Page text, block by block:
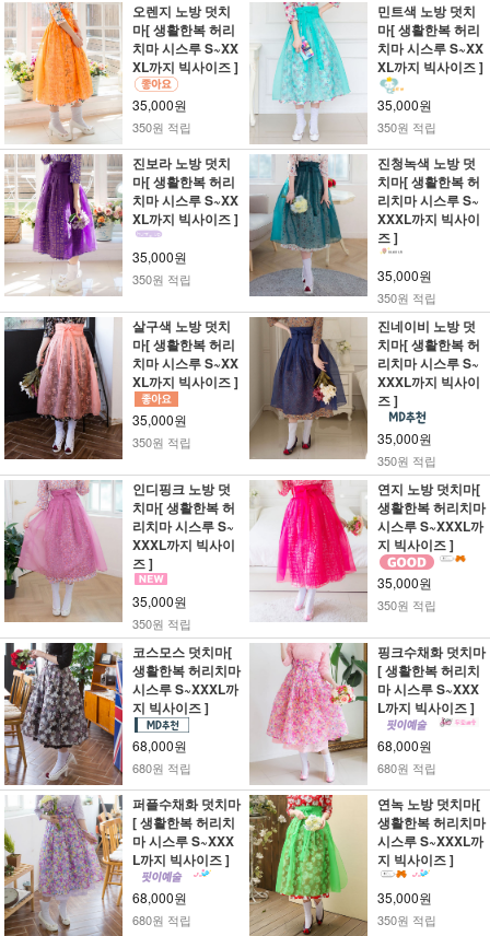
오렌지 노방 덧치
마[ 생활한복 허리
치마 시스루 S~XX
XL까지 빅사이즈 ]
35,000원
350원 적립
민트색 노방 덧치
마[ 생활한복 허리
치마 시스루 S~XX
XL까지 빅사이즈 ]
35,000원
350원 적립
진보라 노방 덧치
마[ 생활한복 허리
치마 시스루 S~XX
XL까지 빅사이즈 ]
35,000원
350원 적립
진청녹색 노방 덧
치마[ 생활한복 허
리치마 시스루 S~
XXXL까지 빅사이
즈 ]
35,000원
350원 적립
살구색 노방 덧치
마[ 생활한복 허리
치마 시스루 S~XX
XL까지 빅사이즈 ]
35,000원
350원 적립
진네이비 노방 덧
치마[ 생활한복 허
리치마 시스루 S~
XXXL까지 빅사이
즈 ]
35,000원
350원 적립
인디핑크 노방 덧
치마[ 생활한복 허
리치마 시스루 S~
XXXL까지 빅사이
즈 ]
35,000원
350원 적립
연지 노방 덧치마[
생활한복 허리치마
시스루 S~XXXL까
지 빅사이즈 ]
35,000원
350원 적립
코스모스 덧치마[
생활한복 허리치마
시스루 S~XXXL까
지 빅사이즈 ]
68,000원
680원 적립
핑크수채화 덧치마
[ 생활한복 허리치
마 시스루 S~XXX
L까지 빅사이즈 ]
68,000원
680원 적립
퍼플수채화 덧치마
[ 생활한복 허리치
마 시스루 S~XXX
L까지 빅사이즈 ]
68,000원
680원 적립
연녹 노방 덧치마[
생활한복 허리치마
시스루 S~XXXL까
지 빅사이즈 ]
35,000원
350원 적립